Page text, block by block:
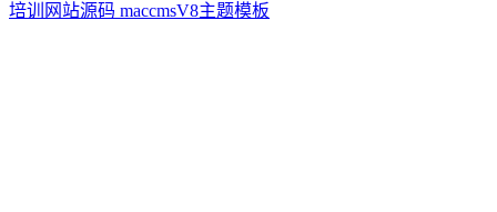
培训网站源码 maccmsV8主题模板